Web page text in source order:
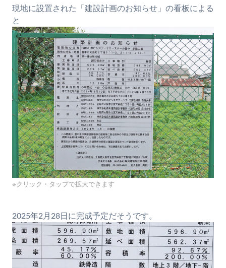
現地に設置された「建設計画のお知らせ」の看板による
と
※クリック・タップで拡大できます
2025年2月28日に完成予定だそうです。